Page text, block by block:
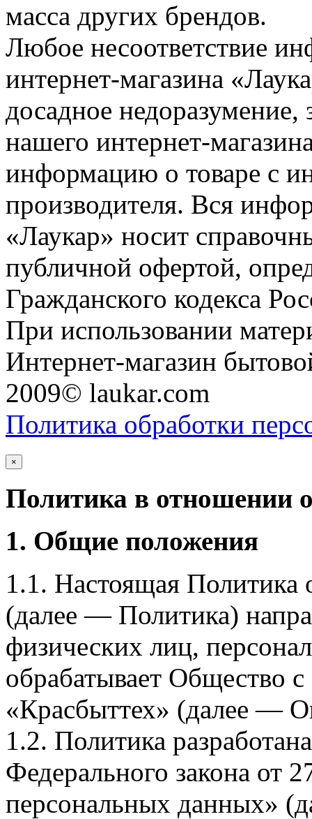
масса других брендов.
Любое несоответствие
интернет-магазина
досадное недоразумение,
нашего интернет-
информацию о товаре с
производителя. Вся
«Лаукар» носит
публичной офертой,
Гражданского кодекса
При использовании
Интернет-магазин
2009© laukar.com
Политика обработки
×
Политика в отношении
1. Общие положения
1.1. Настоящая Политика
(далее — Политика)
физических лиц,
обрабатывает Общество
«Красбыттех» (далее —
1.2. Политика
Федерального закона
персональных данных»